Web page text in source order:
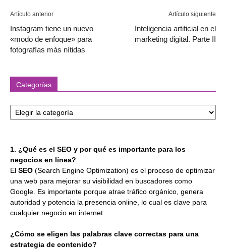
Artículo anterior
Instagram tiene un nuevo
«modo de enfoque» para
fotografías más nítidas
Artículo siguiente
Inteligencia artificial en el
marketing digital. Parte II
Categorías
1. ¿Qué es el SEO y por qué es importante para los
negocios en línea?
El SEO (Search Engine Optimization) es el proceso de optimizar
una web para mejorar su visibilidad en buscadores como
Google. Es importante porque atrae tráfico orgánico, genera
autoridad y potencia la presencia online, lo cual es clave para
cualquier negocio en internet
¿Cómo se eligen las palabras clave correctas para una
estrategia de contenido?